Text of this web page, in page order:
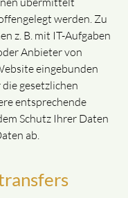
werden. Zu
z. B. mit IT-Aufgaben
Anbieter von
eingebunden
gesetzlichen
entsprechende
Schutz Ihrer Daten
ab.